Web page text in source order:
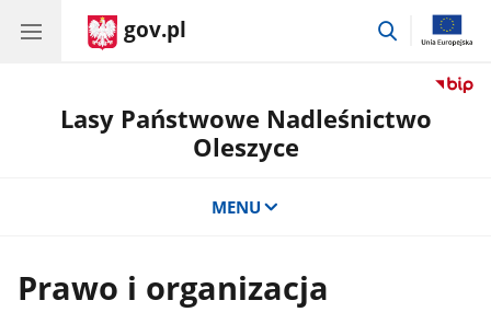
gov.pl
przejdź
Lasy Państwowe Nadleśnictwo
Oleszyce
MENU
Prawo i organizacja